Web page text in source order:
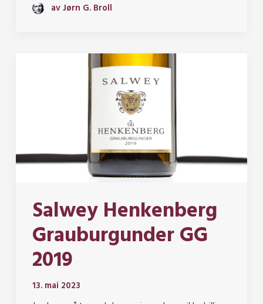
av Jørn G. Broll
Salwey Henkenberg
Grauburgunder GG
2019
13. mai 2023